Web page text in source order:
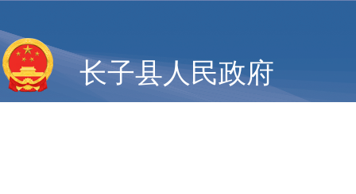
长子县人民政府